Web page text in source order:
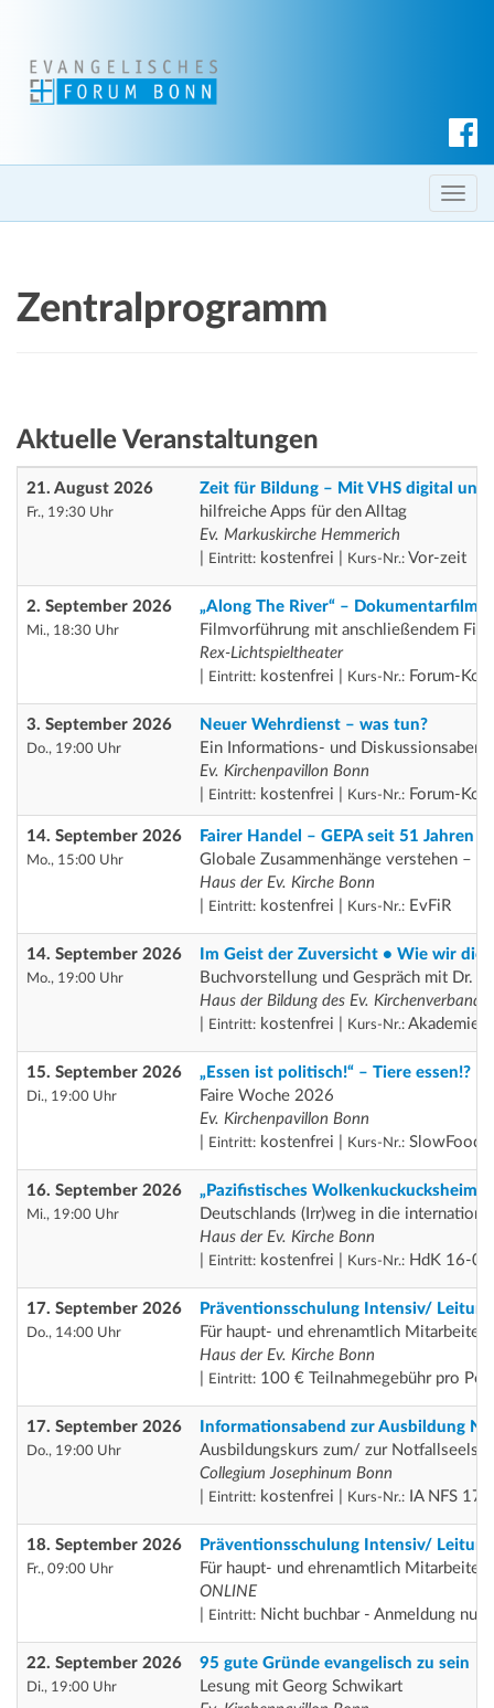
c
h T
o
i
o
n
Zentralprogramm
Aktuelle Veranstaltungen
21. August 2026
Fr., 19:30 Uhr
Zeit für Bildung – Mit VHS digital
hilfreiche Apps für den Alltag
Ev. Markuskirche Hemmerich
Eintritt: kostenfrei | Kurs-Nr.: Vor-zeit
2. September 2026
Mi., 18:30 Uhr
„Along The River“ – Dokumentarfilm
Filmvorführung mit anschließendem
Rex-Lichtspieltheater
Eintritt: kostenfrei | Kurs-Nr.: Forum-
3. September 2026
Do., 19:00 Uhr
Neuer Wehrdienst – was tun?
Ein Informations- und Diskussionsabend
Ev. Kirchenpavillon Bonn
Eintritt: kostenfrei | Kurs-Nr.: Forum-
14. September 2026
Mo., 15:00 Uhr
Fairer Handel – GEPA seit 51 Jahren
Globale Zusammenhänge verstehen –
Haus der Ev. Kirche Bonn
Eintritt: kostenfrei | Kurs-Nr.: EvFiR
14. September 2026
Mo., 19:00 Uhr
Im Geist der Zuversicht • Wie wir die
Buchvorstellung und Gespräch mit Dr.
Haus der Bildung des Ev.
Eintritt: kostenfrei | Kurs-Nr.: Akademie
15. September 2026
Di., 19:00 Uhr
„Essen ist politisch!“ – Tiere essen!?
Faire Woche 2026
Ev. Kirchenpavillon Bonn
Eintritt: kostenfrei | Kurs-Nr.: SlowFood
16. September 2026
Mi., 19:00 Uhr
„Pazifistisches Wolkenkuckucksheim“
Deutschlands (Irr)weg in die
Haus der Ev. Kirche Bonn
Eintritt: kostenfrei | Kurs-Nr.: HdK 16-
17. September 2026
Do., 14:00 Uhr
Präventionsschulung Intensiv/
Für haupt- und ehrenamtlich
Haus der Ev. Kirche Bonn
Eintritt: 100 € Teilnahmegebühr pro
17. September 2026
Do., 19:00 Uhr
Informationsabend zur Ausbildung
Ausbildungskurs zum/ zur
Collegium Josephinum Bonn
Eintritt: kostenfrei | Kurs-Nr.: IA NFS
18. September 2026
Fr., 09:00 Uhr
Präventionsschulung Intensiv/
Für haupt- und ehrenamtlich
ONLINE
Eintritt: Nicht buchbar - Anmeldung nur
22. September 2026
Di., 19:00 Uhr
95 gute Gründe evangelisch zu sein
Lesung mit Georg Schwikart